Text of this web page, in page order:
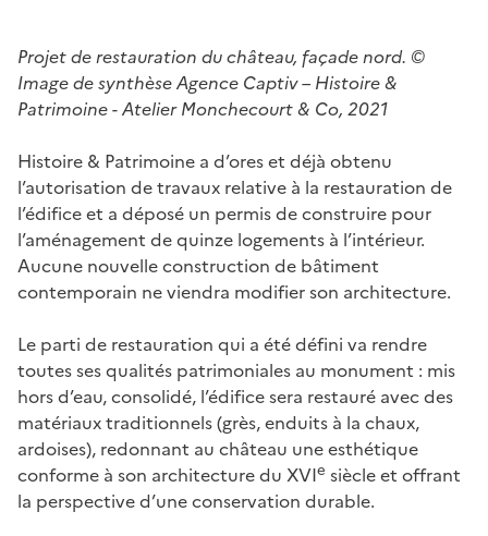
Projet de restauration du château, façade nord. ©
Image de synthèse Agence Captiv – Histoire &
Patrimoine - Atelier Monchecourt & Co, 2021
Histoire & Patrimoine a d’ores et déjà obtenu
l’autorisation de travaux relative à la restauration de
l’édifice et a déposé un permis de construire pour
l’aménagement de quinze logements à l’intérieur.
Aucune nouvelle construction de bâtiment
contemporain ne viendra modifier son architecture.
Le parti de restauration qui a été défini va rendre
toutes ses qualités patrimoniales au monument : mis
hors d’eau, consolidé, l’édifice sera restauré avec des
matériaux traditionnels (grès, enduits à la chaux,
ardoises), redonnant au château une esthétique
conforme à son architecture du XVIe siècle et offrant
la perspective d’une conservation durable.